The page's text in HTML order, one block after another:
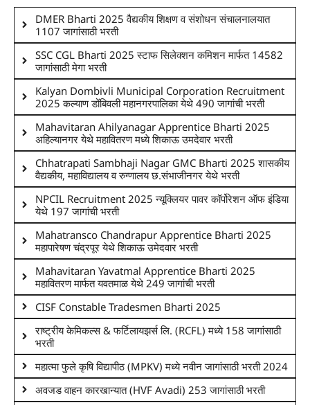
DMER Bharti 2025 वैद्यकीय शिक्षण व संशोधन संचालनालयात
1107 जागांसाठी भरती
SSC CGL Bharti 2025 स्टाफ सिलेक्शन कमिशन मार्फत 14582
जागांसाठी मेगा भरती
Kalyan Dombivli Municipal Corporation Recruitment
2025 कल्याण डोंबिवली महानगरपालिका येथे 490 जागांची भरती
Mahavitaran Ahilyanagar Apprentice Bharti 2025
अहिल्यानगर येथे महावितरण मध्ये शिकाऊ उमदेवार भरती
Chhatrapati Sambhaji Nagar GMC Bharti 2025 शासकीय
वैद्यकीय, महाविद्यालय व रुग्णालय छ.संभाजीनगर येथे भरती
NPCIL Recruitment 2025 न्यूक्लियर पावर कॉर्पोरेशन ऑफ इंडिया
येथे 197 जागांची भरती
Mahatransco Chandrapur Apprentice Bharti 2025
महापारेषण चंद्रपूर येथे शिकाऊ उमेदवार भरती
Mahavitaran Yavatmal Apprentice Bharti 2025
महावितरण मार्फत यवतमाळ येथे 249 जागांची भरती
CISF Constable Tradesmen Bharti 2025
राष्ट्रीय केमिकल्स & फर्टिलायझर्स लि. (RCFL) मध्ये 158 जागांसाठी
भरती
महात्मा फुले कृषि विद्यापीठ (MPKV) मध्ये नवीन जागांसाठी भरती 2024
अवजड वाहन कारखान्यात (HVF Avadi) 253 जागांसाठी भरती